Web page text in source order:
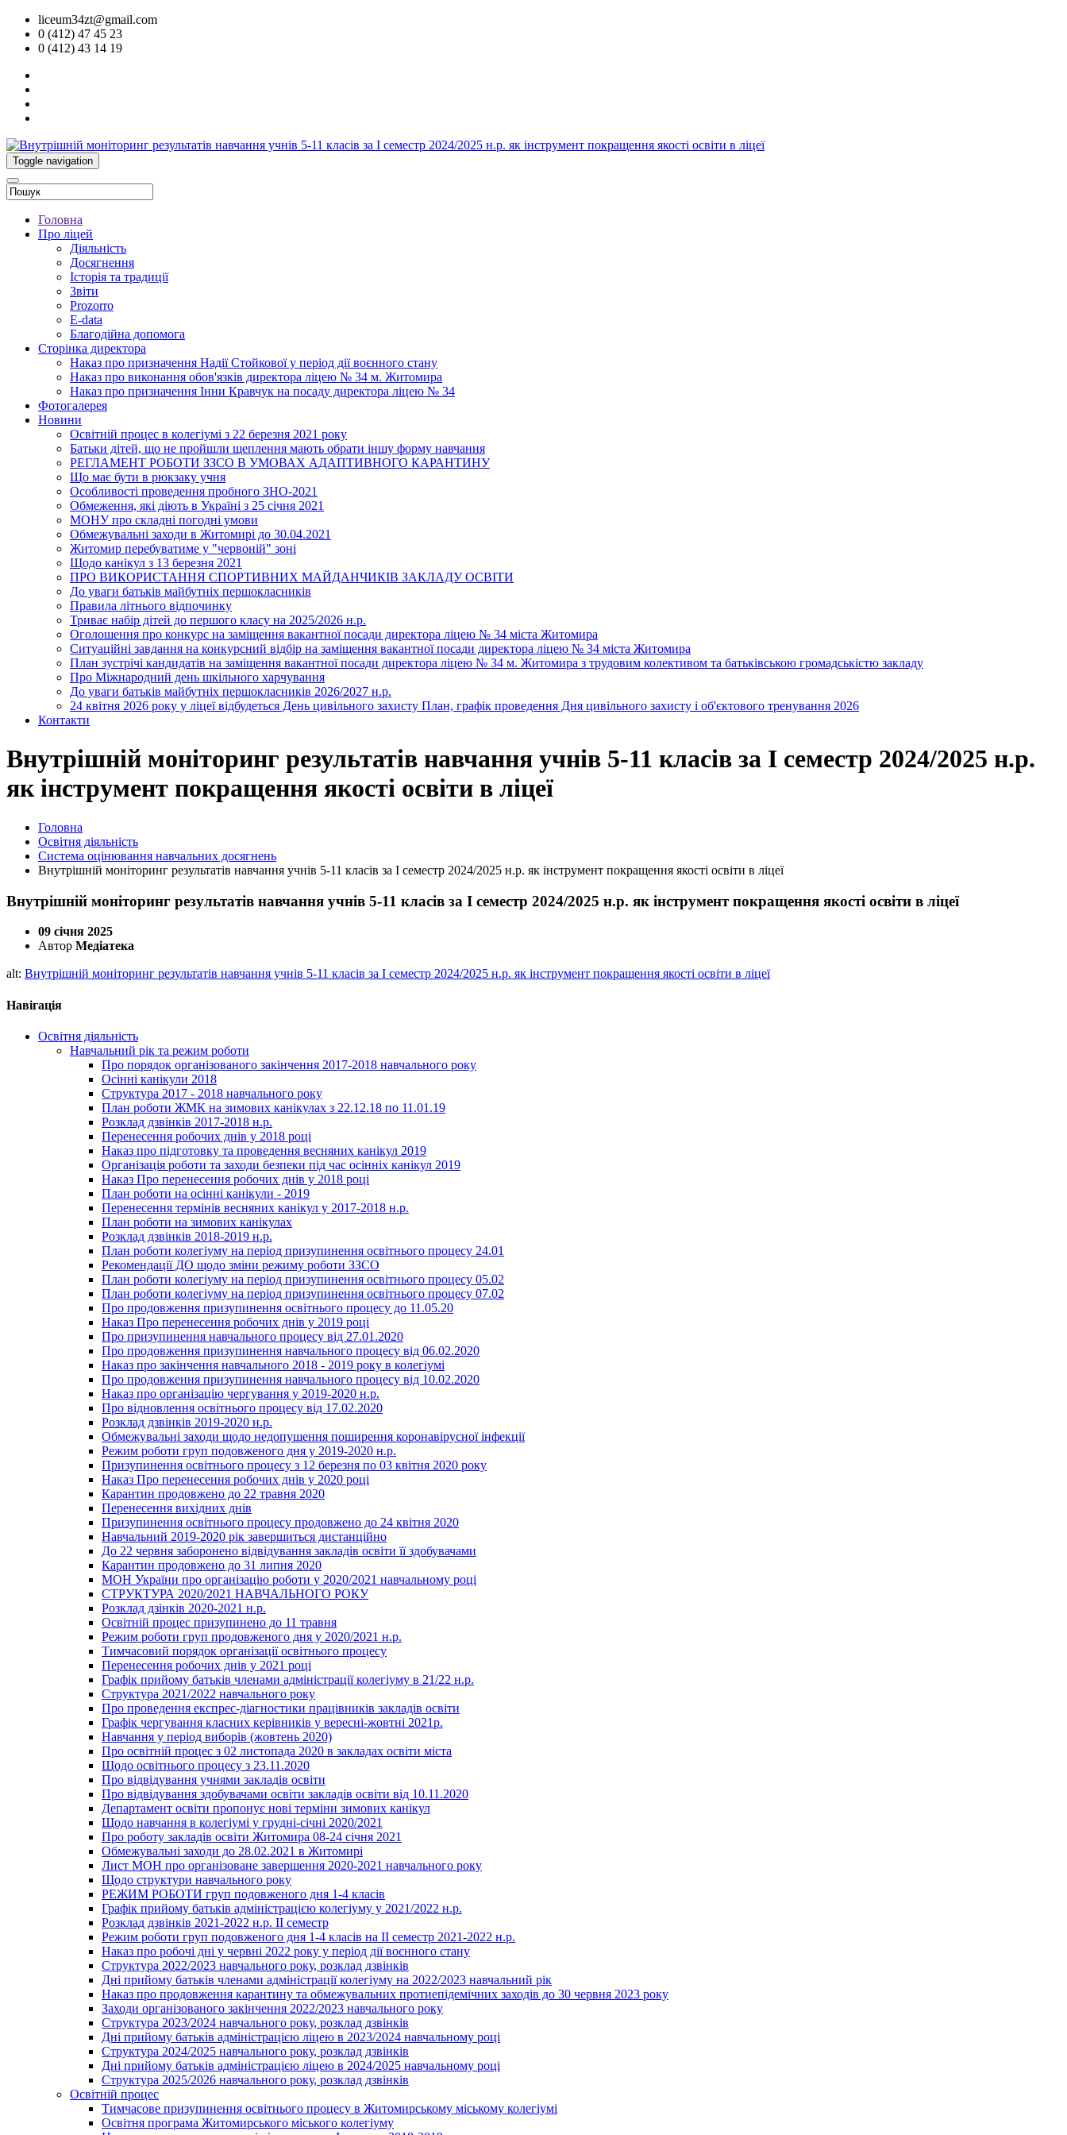
liceum34zt@gmail.com
0 (412) 47 45 23
0 (412) 43 14 19
Toggle navigation
Головна
Про ліцей
Діяльність
Досягнення
Історія та традиції
Звіти
Prozorro
E-data
Благодійна допомога
Сторінка директора
Наказ про призначення Надії Стойкової у період дії воєнного стану
Наказ про виконання обов'язків директора ліцею № 34 м. Житомира
Наказ про призначення Інни Кравчук на посаду директора ліцею № 34
Фотогалерея
Новини
Освітній процес в колегіумі з 22 березня 2021 року
Батьки дітей, що не пройшли щеплення мають обрати іншу форму навчання
РЕГЛАМЕНТ РОБОТИ ЗЗСО В УМОВАХ АДАПТИВНОГО КАРАНТИНУ
Що має бути в рюкзаку учня
Особливості проведення пробного ЗНО-2021
Обмеження, які діють в Україні з 25 січня 2021
МОНУ про складні погодні умови
Обмежувальні заходи в Житомирі до 30.04.2021
Житомир перебуватиме у "червоній" зоні
Щодо канікул з 13 березня 2021
ПРО ВИКОРИСТАННЯ СПОРТИВНИХ МАЙДАНЧИКІВ ЗАКЛАДУ ОСВІТИ
До уваги батьків майбутніх першокласників
Правила літнього відпочинку
Триває набір дітей до першого класу на 2025/2026 н.р.
Оголошення про конкурс на заміщення вакантної посади директора ліцею № 34 міста Житомира
Ситуаційні завдання на конкурсний відбір на заміщення вакантної посади директора ліцею № 34 міста Житомира
План зустрічі кандидатів на заміщення вакантної посади директора ліцею № 34 м. Житомира з трудовим колективом та батьківською громадськістю закладу
Про Міжнародний день шкільного харчування
До уваги батьків майбутніх першокласників 2026/2027 н.р.
24 квітня 2026 року у ліцеї відбудеться День цивільного захисту План, графік проведення Дня цивільного захисту і об'єктового тренування 2026
Контакти
Внутрішній моніторинг результатів навчання учнів 5-11 класів за І семестр 2024/2025 н.р.
як інструмент покращення якості освіти в ліцеї
Головна
Освітня діяльність
Система оцінювання навчальних досягнень
Внутрішній моніторинг результатів навчання учнів 5-11 класів за І семестр 2024/2025 н.р. як інструмент покращення якості освіти в ліцеї
Внутрішній моніторинг результатів навчання учнів 5-11 класів за І семестр 2024/2025 н.р. як інструмент покращення якості освіти в ліцеї
09 січня 2025
Автор Медіатека
alt: Внутрішній моніторинг результатів навчання учнів 5-11 класів за І семестр 2024/2025 н.р. як інструмент покращення якості освіти в ліцеї
Навігація
Освітня діяльність
Навчальний рік та режим роботи
Про порядок організованого закінчення 2017-2018 навчального року
Осінні канікули 2018
Структура 2017 - 2018 навчального року
План роботи ЖМК на зимових канікулах з 22.12.18 по 11.01.19
Розклад дзвінків 2017-2018 н.р.
Перенесення робочих днів у 2018 році
Наказ про підготовку та проведення весняних канікул 2019
Організація роботи та заходи безпеки під час осінніх канікул 2019
Наказ Про перенесення робочих днів у 2018 році
План роботи на осінні канікули - 2019
Перенесення термінів весняних канікул у 2017-2018 н.р.
План роботи на зимових канікулах
Розклад дзвінків 2018-2019 н.р.
План роботи колегіуму на період призупинення освітнього процесу 24.01
Рекомендації ДО щодо зміни режиму роботи ЗЗСО
План роботи колегіуму на період призупинення освітнього процесу 05.02
План роботи колегіуму на період призупинення освітнього процесу 07.02
Про продовження призупинення освітнього процесу до 11.05.20
Наказ Про перенесення робочих днів у 2019 році
Про призупинення навчального процесу від 27.01.2020
Про продовження призупинення навчального процесу від 06.02.2020
Наказ про закінчення навчального 2018 - 2019 року в колегіумі
Про продовження призупинення навчального процесу від 10.02.2020
Наказ про організацію чергування у 2019-2020 н.р.
Про відновлення освітнього процесу від 17.02.2020
Розклад дзвінків 2019-2020 н.р.
Обмежувальні заходи щодо недопушення поширення коронавірусної інфекції
Режим роботи груп подовженого дня у 2019-2020 н.р.
Призупинення освітнього процесу з 12 березня по 03 квітня 2020 року
Наказ Про перенесення робочих днів у 2020 році
Карантин продовжено до 22 травня 2020
Перенесення вихідних днів
Призупинення освітнього процесу продовжено до 24 квітня 2020
Навчальний 2019-2020 рік завершиться дистанційно
До 22 червня заборонено відвідування закладів освіти її здобувачами
Карантин продовжено до 31 липня 2020
МОН України про організацію роботи у 2020/2021 навчальному році
СТРУКТУРА 2020/2021 НАВЧАЛЬНОГО РОКУ
Розклад дзінків 2020-2021 н.р.
Освітній процес призупинено до 11 травня
Режим роботи груп продовженого дня у 2020/2021 н.р.
Тимчасовий порядок організації освітнього процесу
Перенесення робочих днів у 2021 році
Графік прийому батьків членами адміністрації колегіуму в 21/22 н.р.
Структура 2021/2022 навчального року
Про проведення експрес-діагностики працівників закладів освіти
Графік чергування класних керівників у вересні-жовтні 2021р.
Навчання у період виборів (жовтень 2020)
Про освітній процес з 02 листопада 2020 в закладах освіти міста
Щодо освітнього процесу з 23.11.2020
Про відвідування учнями закладів освіти
Про відвідування здобувачами освіти закладів освіти від 10.11.2020
Департамент освіти пропонує нові терміни зимових канікул
Щодо навчання в колегіумі у грудні-січні 2020/2021
Про роботу закладів освіти Житомира 08-24 січня 2021
Обмежувальні заходи до 28.02.2021 в Житомирі
Лист МОН про організоване завершення 2020-2021 навчального року
Щодо структури навчального року
РЕЖИМ РОБОТИ груп подовженого дня 1-4 класів
Графік прийому батьків адміністрацією колегіуму у 2021/2022 н.р.
Розклад дзвінків 2021-2022 н.р. ІІ семестр
Режим роботи груп подовженого дня 1-4 класів на ІІ семестр 2021-2022 н.р.
Наказ про робочі дні у червні 2022 року у період дії воєнного стану
Структура 2022/2023 навчального року, розклад дзвінків
Дні прийому батьків членами адміністрації колегіуму на 2022/2023 навчальний рік
Наказ про продовження карантину та обмежувальних протиепідемічних заходів до 30 червня 2023 року
Заходи організованого закінчення 2022/2023 навчального року
Структура 2023/2024 навчального року, розклад дзвінків
Дні прийому батьків адміністрацією ліцею в 2023/2024 навчальному році
Структура 2024/2025 навчального року, розклад дзвінків
Дні прийому батьків адміністрацією ліцею в 2024/2025 навчальному році
Структура 2025/2026 навчального року, розклад дзвінків
Освітній процес
Тимчасове призупинення освітнього процесу в Житомирському міському колегіумі
Освітня програма Житомирського міського колегіуму